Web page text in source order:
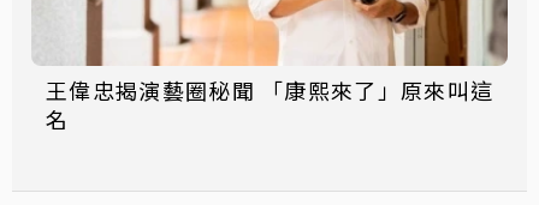
王偉忠揭演藝圈秘聞 「康熙來了」原來叫這
名